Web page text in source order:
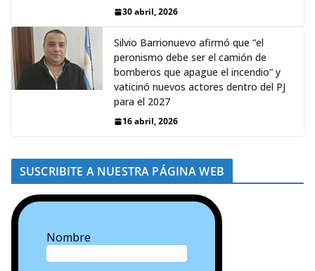
30 abril, 2026
Silvio Barrionuevo afirmó que “el
peronismo debe ser el camión de
bomberos que apague el incendio” y
vaticinó nuevos actores dentro del PJ
para el 2027
16 abril, 2026
SUSCRIBITE A NUESTRA PÁGINA WEB
Nombre